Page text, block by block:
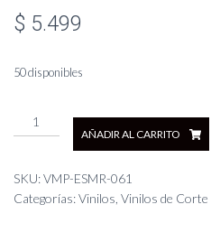
$ 5.499
50 disponibles
Vinilo
de
Mitoplas
Esmerilado
AÑADIR AL CARRITO
SKU:VMP-ESMR-061
Categorías:Vinilos Vinilos de Corte